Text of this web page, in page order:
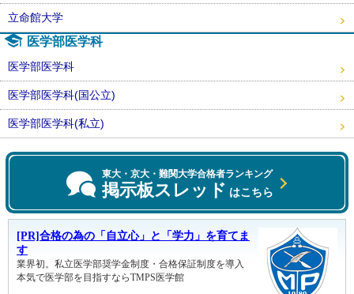
立命館大学
医学部医学科
医学部医学科
医学部医学科(国公立)
医学部医学科(私立)
東大・京大・難関大学合格者ランキング
掲示板スレッド はこちら